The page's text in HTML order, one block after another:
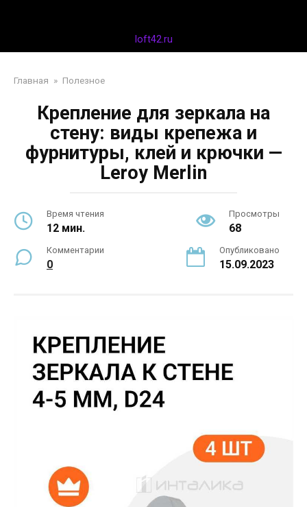
loft42.ru
Главная » Полезное
Крепление для зеркала на
стену: виды крепежа и
фурнитуры, клей и крючки —
Leroy Merlin
Время чтения
12 мин.
Просмотры
68
Комментарии
0
Опубликовано
15.09.2023